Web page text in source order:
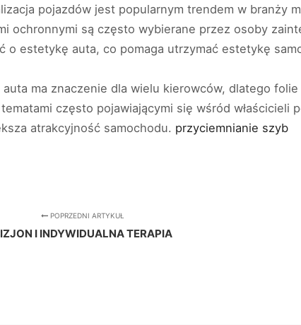
pojazdów jest popularnym trendem w branży
ochronnymi są często wybierane przez osoby
o estetykę auta, co pomaga utrzymać estetykę
ma znaczenie dla wielu kierowców, dlatego
często pojawiającymi się wśród właścicieli
atrakcyjność samochodu. przyciemnianie szyb
POPRZEDNI ARTYKUŁ
I INDYWIDUALNA TERAPIA